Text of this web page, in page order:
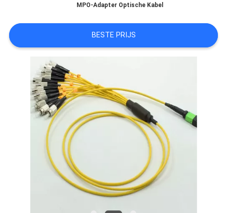
MPO-Adapter Optische Kabel
BESTE PRIJS